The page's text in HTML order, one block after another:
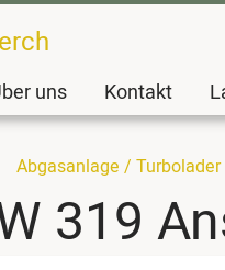
uns Kontakt
Abgasanlage /
319